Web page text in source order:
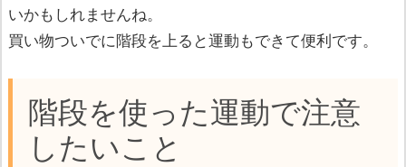
いかもしれませんね。
買い物ついでに階段を上ると運動もできて便利です。
階段を使った運動で注意
したいこと